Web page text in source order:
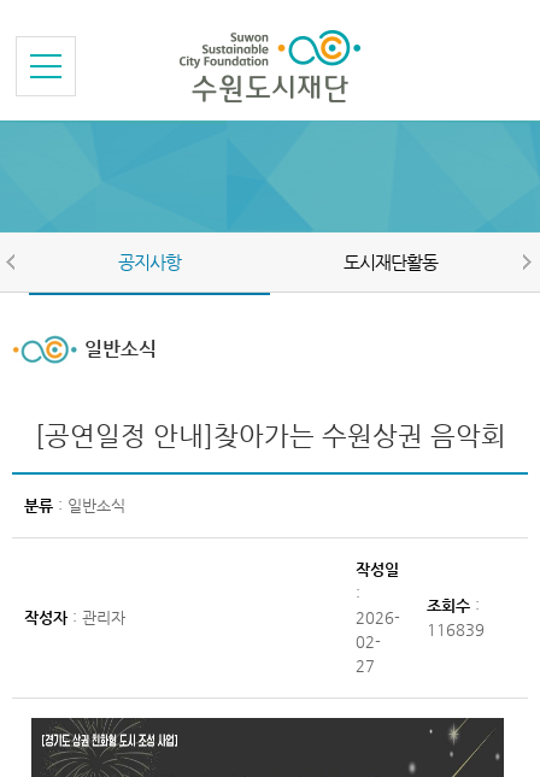
공지사항 도시재단활동
일반소식
[공연일정 안내]찾아가는 수원상권 음악회
분류 : 일반소식
작성자: 관리자
작성일
:
2026-
02-
27
조회수 :
116839